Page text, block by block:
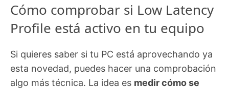
Cómo comprobar si Low Latency
Profile está activo en tu equipo
Si quieres saber si tu PC está aprovechando ya
esta novedad, puedes hacer una comprobación
algo más técnica. La idea es medir cómo se